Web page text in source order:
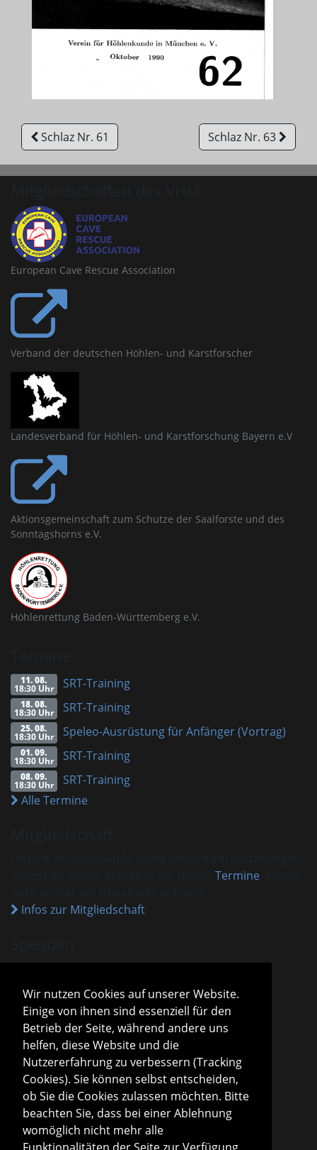
Wir nutzen Cookies auf unserer Website.
Einige von ihnen sind essenziell für den
Betrieb der Seite, während andere uns
helfen, diese Website und die
Nutzererfahrung zu verbessern (Tracking
Cookies). Sie können selbst entscheiden,
ob Sie die Cookies zulassen möchten. Bitte
beachten Sie, dass bei einer Ablehnung
womöglich nicht mehr alle
Schlaz Nr. 61 Schlaz Nr. 63
European Cave Rescue Association
Verband der deutschen Höhlen- und Karstforscher
Landesverband für Höhlen- und Karstforschung Bayern e.V
Aktionsgemeinschaft zum Schutze der Saalforste und des
Sonntagshorns e.V.
Höhlenrettung Baden-Württemberg e.V.
11. 08.
18:30 Uhr SRT-Training
18. 08.
18:30 Uhr SRT-Training
25. 08.
18:30 Uhr Speleo-Ausrüstung für Anfänger (Vortrag)
01. 09.
18:30 Uhr SRT-Training
08. 09.
18:30 Uhr
SRT-Training
Alle Termine
Termine
Infos zur Mitgliedschaft
VHM ist als gemeinnützig anerkannt.
Spenden und Beiträge sind mit dem aktuellen
Freistellungsbescheid steuerlich absetzbar.
Sparda-Bank München
IBAN
DE13 7009 0500 0001 2800 15
GENODEF1S04
Infos zu Spenden
Vorstand
Roland Konopac
Erster Vorsitzender des Vorstandes
Martina Lachmuth